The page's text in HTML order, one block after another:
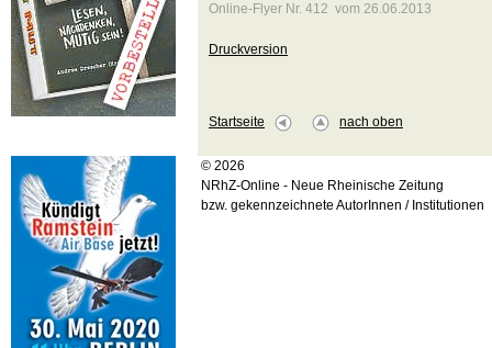
Online-Flyer Nr. 412 vom 26.06.2013
Druckversion
Startseite nach oben
© 2026
NRhZ-Online - Neue Rheinische Zeitung
bzw. gekennzeichnete AutorInnen / Institutionen